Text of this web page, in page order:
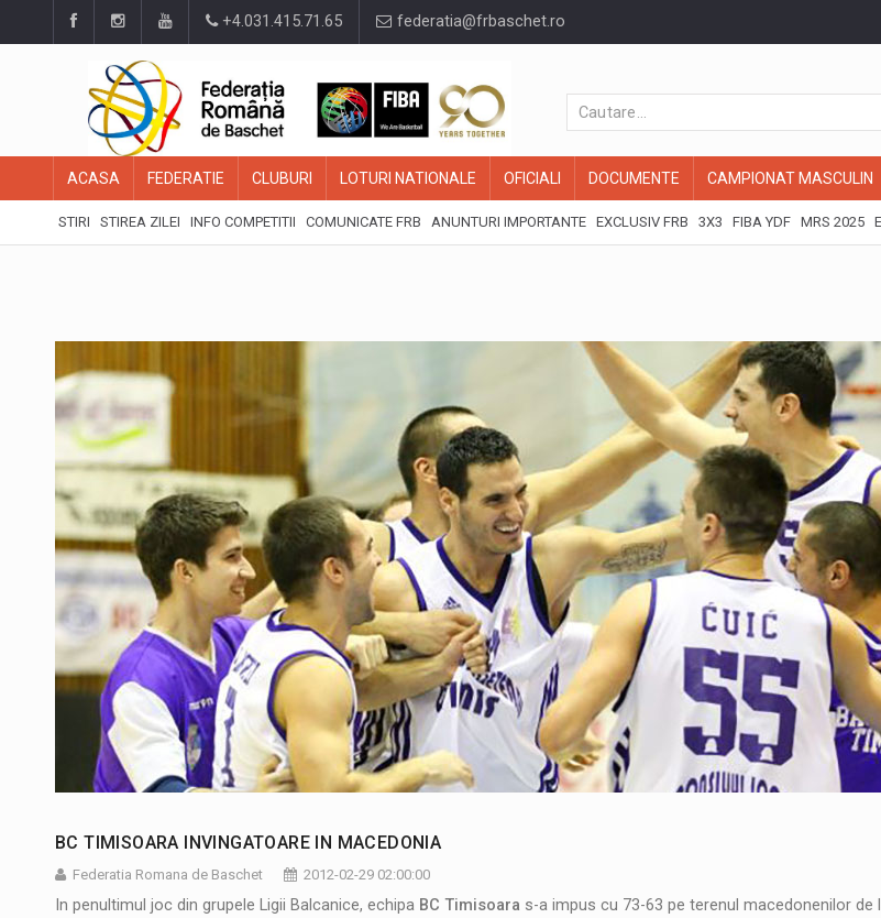
+4.031.415.71.65 federatia@frbaschet.ro
ACASA FEDERATIE CLUBURI LOTURI NATIONALE OFICIALI DOCUMENTE CAMPIONAT MASCULIN
STIRI STIREA ZILEI INFO COMPETITII COMUNICATE FRB ANUNTURI IMPORTANTE EXCLUSIV FRB 3X3 FIBA YDF MRS 2025
BC TIMISOARA INVINGATOARE IN MACEDONIA
Federatia Romana de Baschet 2012-02-29 02:00:00
In penultimul joc din grupele Ligii Balcanice, echipa BC Timisoara s-a impus cu 73-63 pe terenul macedonenilor de